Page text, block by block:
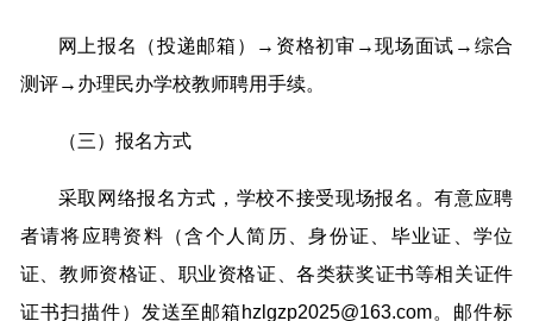
网上报名（投递邮箱）→资格初审→现场面试→综合
测评→办理民办学校教师聘用手续。
（三）报名方式
采取网络报名方式，学校不接受现场报名。有意应聘
者请将应聘资料（含个人简历、身份证、毕业证、学位
证、教师资格证、职业资格证、各类获奖证书等相关证件
证书扫描件）发送至邮箱hzlgzp2025@163.com。邮件标